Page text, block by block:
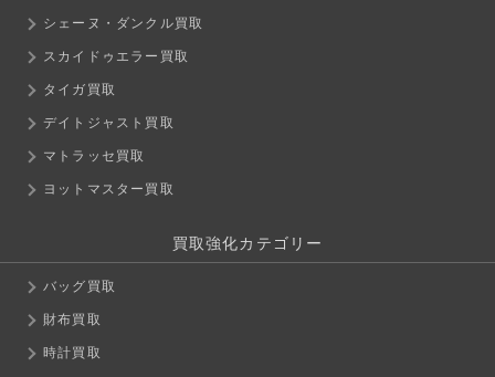
シェーヌ・ダンクル買取
スカイドゥエラー買取
タイガ買取
デイトジャスト買取
マトラッセ買取
ヨットマスター買取
買取強化カテゴリー
バッグ買取
財布買取
時計買取